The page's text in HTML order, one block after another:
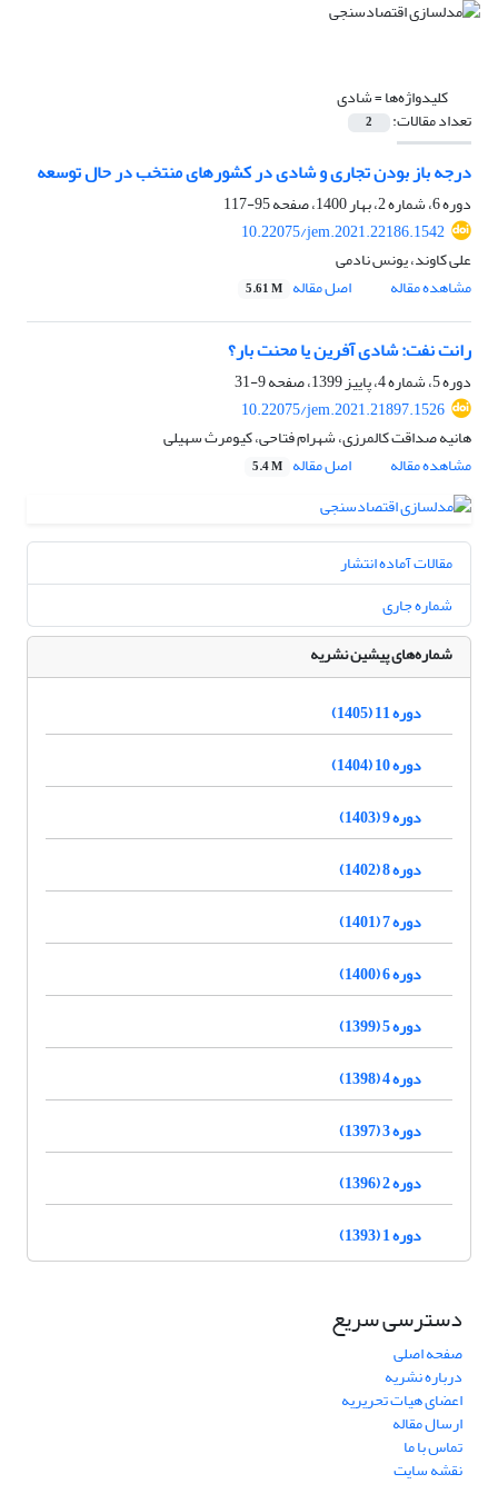
کلیدواژه‌ها =شادی
تعداد مقالات: 2
درجه باز بودن تجاری و شادی در کشورهای منتخب در حال توسعه
دوره 6، شماره 2، بهار 1400، صفحه
95-117
10.22075/jem.2021.22186.1542
علی کاوند، یونس نادمی
مشاهده مقاله
اصل مقاله 5.61 M
رانت نفت: شادی آفرین یا محنت بار؟
دوره 5، شماره 4، پاییز 1399، صفحه
9-31
10.22075/jem.2021.21897.1526
هانیه صداقت کالمرزی، شهرام فتاحی، کیومرث سهیلی
مشاهده مقاله
اصل مقاله 5.4 M
مقالات آماده انتشار
شماره جاری
شماره‌های پیشین نشریه
دوره 11 (1405)
دوره 10 (1404)
دوره 9 (1403)
دوره 8 (1402)
دوره 7 (1401)
دوره 6 (1400)
دوره 5 (1399)
دوره 4 (1398)
دوره 3 (1397)
دوره 2 (1396)
دوره 1 (1393)
دسترسی سریع
صفحه اصلی
درباره نشریه
اعضای هیات تحریریه
ارسال مقاله
تماس با ما
نقشه سایت